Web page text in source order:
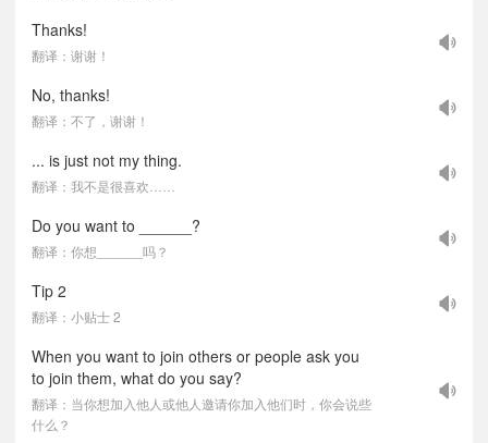
Thanks!
翻译：谢谢！
No, thanks!
翻译：不了，谢谢！
... is just not my thing.
翻译：我不是很喜欢……
Do you want to ______?
翻译：你想______吗？
Tip 2
翻译：小贴士 2
When you want to join others or people ask you
to join them, what do you say?
翻译：当你想加入他人或他人邀请你加入他们时，你会说些
什么？